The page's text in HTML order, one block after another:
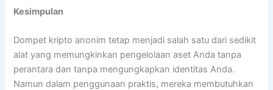
Kesimpulan
Dompet kripto anonim tetap menjadi salah satu dari sedikit
alat yang memungkinkan pengelolaan aset Anda tanpa
perantara dan tanpa mengungkapkan identitas Anda.
Namun dalam penggunaan praktis, mereka membutuhkan